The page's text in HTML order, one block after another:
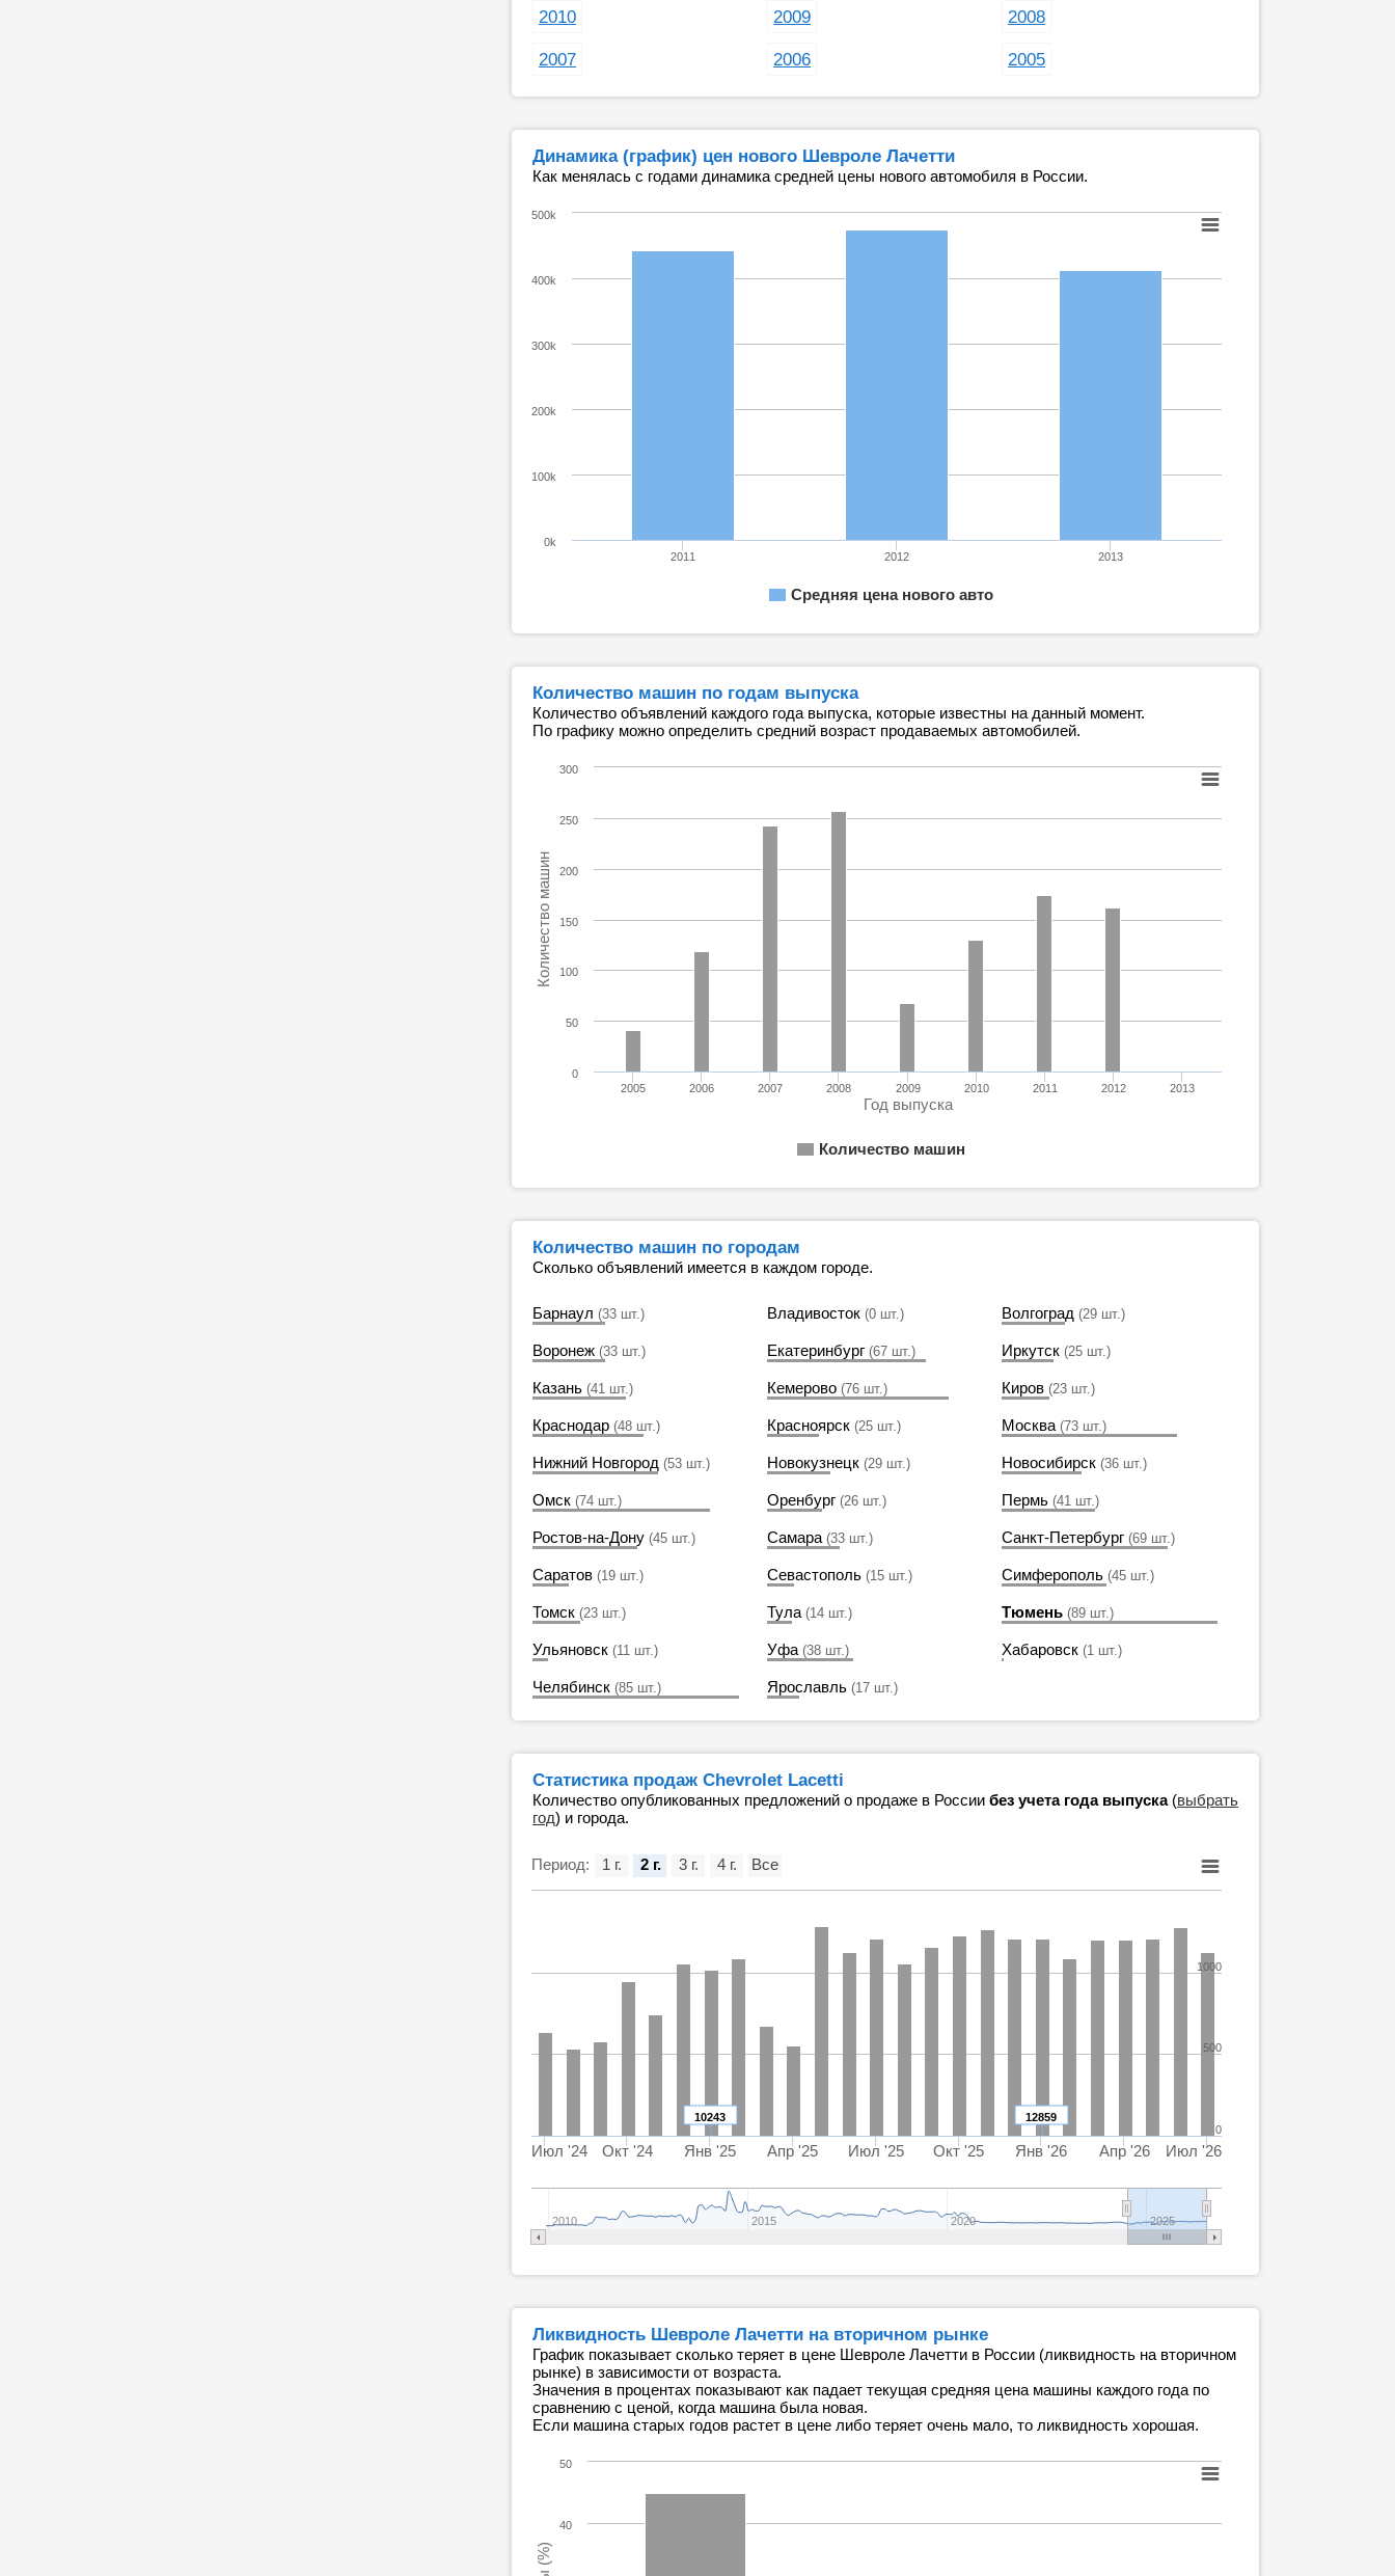
2010 2009 2008
2007 2006 2005
Динамика (график) цен нового Шевроле Лачетти
Как менялась с годами динамика средней цены нового автомобиля в России.
Средняя цена нового авто
2011 2012 2013
0k
100k
200k
300k
400k
500k
Количество машин по годам выпуска
Количество объявлений каждого года выпуска, которые известны на данный момент.
По графику можно определить средний возраст продаваемых автомобилей.
Год выпуска
Количество машин
Количество машин
2005 2006 2007 2008 2009 2010 2011 2012 2013
0
50
100
150
200
250
300
Количество машин по городам
Сколько объявлений имеется в каждом городе.
Барнаул (33 шт.) Владивосток (0 шт.) Волгоград (29 шт.)
Воронеж (33 шт.) Екатеринбург (67 шт.) Иркутск (25 шт.)
Казань (41 шт.) Кемерово (76 шт.) Киров (23 шт.)
Краснодар (48 шт.) Красноярск (25 шт.) Москва (73 шт.)
Нижний Новгород (53 шт.) Новокузнецк (29 шт.) Новосибирск (36 шт.)
Омск (74 шт.) Оренбург (26 шт.) Пермь (41 шт.)
Ростов-на-Дону (45 шт.) Самара (33 шт.) Санкт-Петербург (69 шт.)
Саратов (19 шт.) Севастополь (15 шт.) Симферополь (45 шт.)
Томск (23 шт.) Тула (14 шт.) Тюмень (89 шт.)
Ульяновск (11 шт.) Уфа (38 шт.) Хабаровск (1 шт.)
Челябинск (85 шт.) Ярославль (17 шт.)
Статистика продаж Chevrolet Lacetti
Количество опубликованных предложений о продаже в России без учета года выпуска(выбрать
год) и города.
Период:
12859
10243
Июл '24 Окт '24 Янв '25 Апр '25 Июл '25 Окт '25 Янв '26 Апр '26 Июл '26
2010 2015 2020 2025
0
500
1000
1 г. 2 г. 3 г. 4 г. Все
Ликвидность Шевроле Лачетти на вторичном рынке
График показывает сколько теряет в цене Шевроле Лачетти в России (ликвидность на вторичном
рынке) в зависимости от возраста.
Значения в процентах показывают как падает текущая средняя цена машины каждого года по
сравнению с ценой, когда машина была новая.
Если машина старых годов растет в цене либо теряет очень мало, то ликвидность хорошая.
40
50